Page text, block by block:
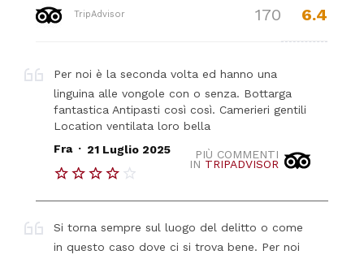
TripAdvisor 170 6.4
Per noi è la seconda volta ed hanno una
linguina alle vongole con o senza. Bottarga
fantastica Antipasti così così. Camerieri gentili
Location ventilata loro bella
PIÙ COMMENTI
IN TRIPADVISOR
Fra . 21 Luglio 2025
Si torna sempre sul luogo del delitto o come
in questo caso dove ci si trova bene. Per noi